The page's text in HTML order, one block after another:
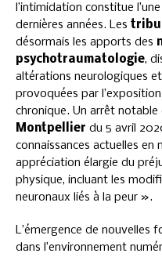
l’intimidation constitue
dernières années. Les
désormais les apports des
psychotraumatologie,
altérations neurologiques
provoquées par
chronique. Un arrêt notable
Montpellier du 5 avril
connaissances actuelles en
appréciation élargie du
physique, incluant les
neuronaux liés à la peur ».
L’émergence de nouvelles
dans l’environnement